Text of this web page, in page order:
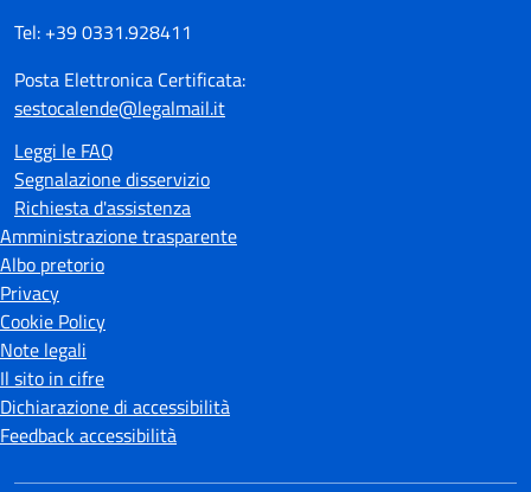
Tel: +39 0331.928411
Posta Elettronica Certificata:
sestocalende@legalmail.it
Leggi le FAQ
Segnalazione disservizio
Richiesta d'assistenza
Amministrazione trasparente
Albo pretorio
Privacy
Cookie Policy
Note legali
Il sito in cifre
Dichiarazione di accessibilità
Feedback accessibilità